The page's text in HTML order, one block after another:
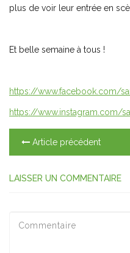
plus de voir leur entrée en
Et belle semaine à tous !
https://www.facebook.com/
https://www.instagram.com/
Article précédent
LAISSER UN COMMENTAIRE